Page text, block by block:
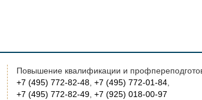
Повышение квалификации и
+7 (495) 772-82-48, +7 (495) 772-01-84,
+7 (495) 772-82-49, +7 (925) 018-00-97